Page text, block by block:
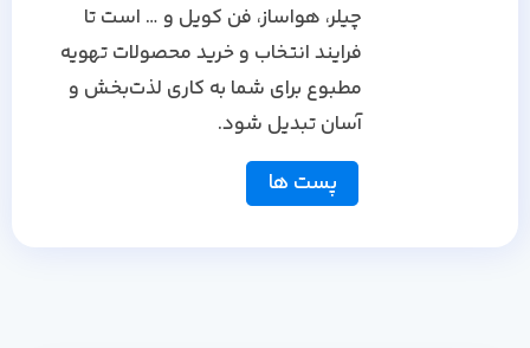
چیلر، هواساز، فن کویل و … است تا
فرایند انتخاب و خرید محصولات تهویه
مطبوع برای شما به کاری لذت‌بخش و
آسان تبدیل شود.
پست ها